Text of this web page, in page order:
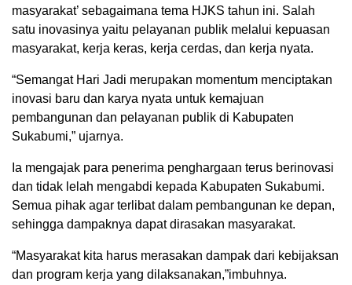
masyarakat’ sebagaimana tema HJKS tahun ini. Salah
satu inovasinya yaitu pelayanan publik melalui kepuasan
masyarakat, kerja keras, kerja cerdas, dan kerja nyata.
“Semangat Hari Jadi merupakan momentum menciptakan
inovasi baru dan karya nyata untuk kemajuan
pembangunan dan pelayanan publik di Kabupaten
Sukabumi,” ujarnya.
Ia mengajak para penerima penghargaan terus berinovasi
dan tidak lelah mengabdi kepada Kabupaten Sukabumi.
Semua pihak agar terlibat dalam pembangunan ke depan,
sehingga dampaknya dapat dirasakan masyarakat.
“Masyarakat kita harus merasakan dampak dari kebijaksan
dan program kerja yang dilaksanakan,”imbuhnya.